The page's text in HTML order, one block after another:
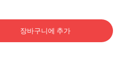
장바구니에 추가